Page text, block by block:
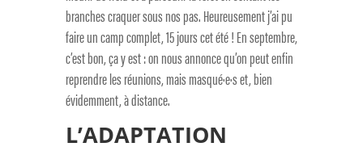
branches craquer sous nos pas. Heureusement j’ai pu
faire un camp complet, 15 jours cet été ! En septembre,
c’est bon, ça y est : on nous annonce qu’on peut enfin
reprendre les réunions, mais masqué·e·s et, bien
évidemment, à distance.
L’ADAPTATION